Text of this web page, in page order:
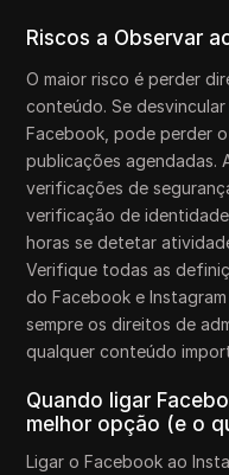
Riscos a Observar
O maior risco é perder
conteúdo. Se
Facebook, pode perder
publicações agendadas.
verificações de
verificação de
horas se detetar
Verifique todas as
do Facebook e
sempre os direitos de
qualquer conteúdo
Quando ligar
melhor opção (e o
Ligar o Facebook ao